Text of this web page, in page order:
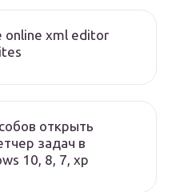
online xml editor
открыть
задач в
10, 8, 7, xp